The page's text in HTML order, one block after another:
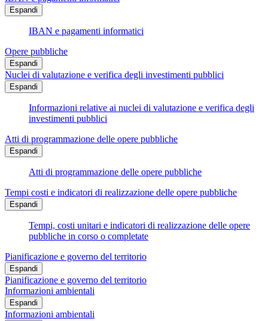
Espandi
IBAN e pagamenti informatici
Opere pubbliche
Espandi
Nuclei di valutazione e verifica degli investimenti pubblici
Espandi
Informazioni relative ai nuclei di valutazione e verifica degli
investimenti pubblici
Atti di programmazione delle opere pubbliche
Espandi
Atti di programmazione delle opere pubbliche
Tempi costi e indicatori di realizzazione delle opere pubbliche
Espandi
Tempi, costi unitari e indicatori di realizzazione delle opere
pubbliche in corso o completate
Pianificazione e governo del territorio
Espandi
Pianificazione e governo del territorio
Informazioni ambientali
Espandi
Informazioni ambientali